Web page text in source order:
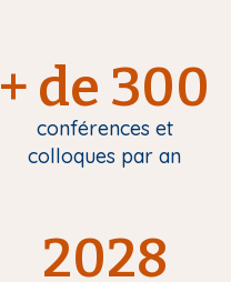
+ de 300
conférences et
colloques par an
2028